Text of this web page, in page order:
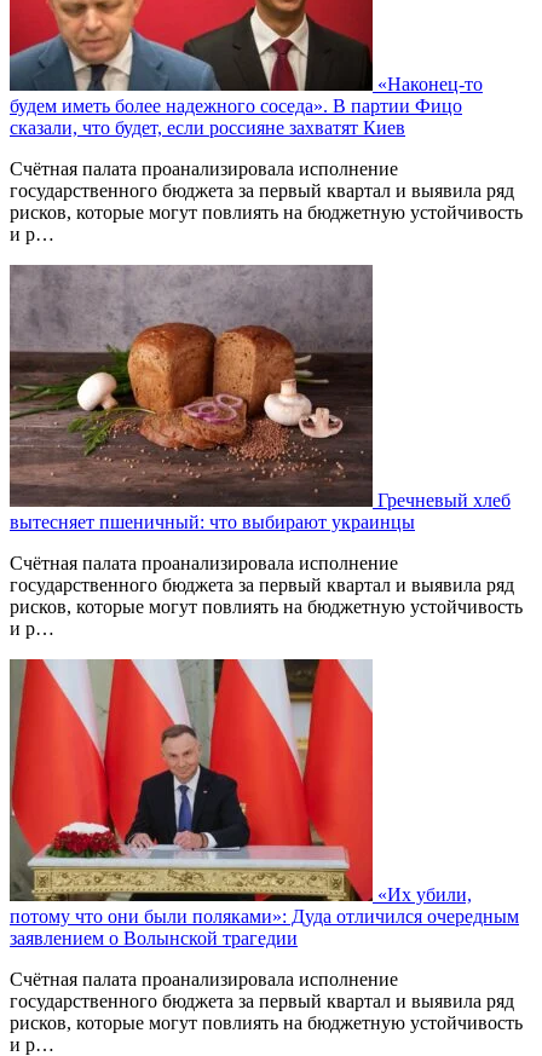
«Наконец-то
будем иметь более надежного соседа». В партии Фицо
сказали, что будет, если россияне захватят Киев
Счётная палата проанализировала исполнение
государственного бюджета за первый квартал и выявила ряд
рисков, которые могут повлиять на бюджетную устойчивость
и р…
Гречневый хлеб
вытесняет пшеничный: что выбирают украинцы
Счётная палата проанализировала исполнение
государственного бюджета за первый квартал и выявила ряд
рисков, которые могут повлиять на бюджетную устойчивость
и р…
«Их убили,
потому что они были поляками»: Дуда отличился очередным
заявлением о Волынской трагедии
Счётная палата проанализировала исполнение
государственного бюджета за первый квартал и выявила ряд
рисков, которые могут повлиять на бюджетную устойчивость
и р…